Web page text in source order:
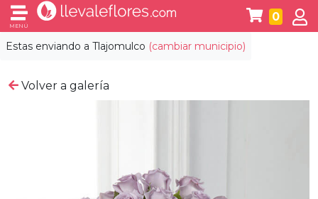
Estas enviando a Tlajomulco (cambiar municipio)
MENÚ
0
Volver a galería